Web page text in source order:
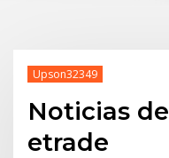
Upson32349
Noticias
etrade